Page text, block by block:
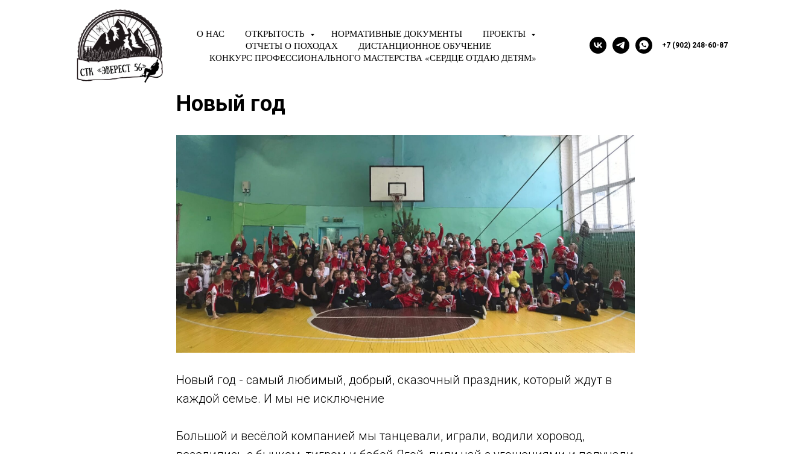
О НАС ОТКРЫТОСТЬ НОРМАТИВНЫЕ ДОКУМЕНТЫ
ПРОЕКТЫ
ОТЧЕТЫ О ПОХОДАХ
ДИСТАНЦИОННОЕ ОБУЧЕНИЕ
КОНКУРС ПРОФЕССИОНАЛЬНОГО МАСТЕРСТВА «СЕРДЦЕ ОТДАЮ ДЕТЯМ»
+7 (902) 248-60-87
Новый год
Новый год - самый любимый, добрый, сказочный праздник, который ждут в
каждой семье. И мы не исключение
Большой и весёлой компанией мы танцевали, играли, водили хоровод,